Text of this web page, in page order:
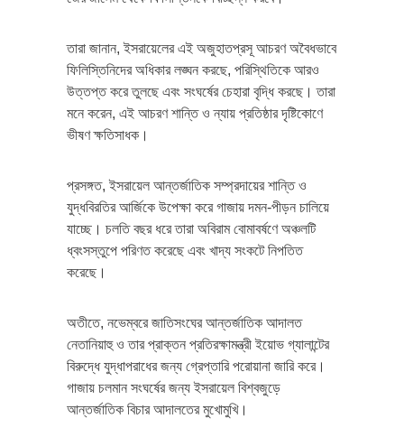
তারা জানান, ইসরায়েলের এই অজুহাতপ্রসূ আচরণ অবৈধভাবে
ফিলিস্তিনিদের অধিকার লঙ্ঘন করছে, পরিস্থিতিকে আরও
উত্তপ্ত করে তুলছে এবং সংঘর্ষের চেহারা বৃদ্ধি করছে। তারা
মনে করেন, এই আচরণ শান্তি ও ন্যায় প্রতিষ্ঠার দৃষ্টিকোণে
ভীষণ ক্ষতিসাধক।
প্রসঙ্গত, ইসরায়েল আন্তর্জাতিক সম্প্রদায়ের শান্তি ও
যুদ্ধবিরতির আর্জিকে উপেক্ষা করে গাজায় দমন-পীড়ন চালিয়ে
যাচ্ছে। চলতি বছর ধরে তারা অবিরাম বোমাবর্ষণে অঞ্চলটি
ধ্বংসস্তুপে পরিণত করেছে এবং খাদ্য সংকটে নিপতিত
করেছে।
অতীতে, নভেম্বরে জাতিসংঘের আন্তর্জাতিক আদালত
নেতানিয়াহু ও তার প্রাক্তন প্রতিরক্ষামন্ত্রী ইয়োভ গ্যালান্টের
বিরুদ্ধে যুদ্ধাপরাধের জন্য গ্রেপ্তারি পরোয়ানা জারি করে।
গাজায় চলমান সংঘর্ষের জন্য ইসরায়েল বিশ্বজুড়ে
আন্তর্জাতিক বিচার আদালতের মুখোমুখি।